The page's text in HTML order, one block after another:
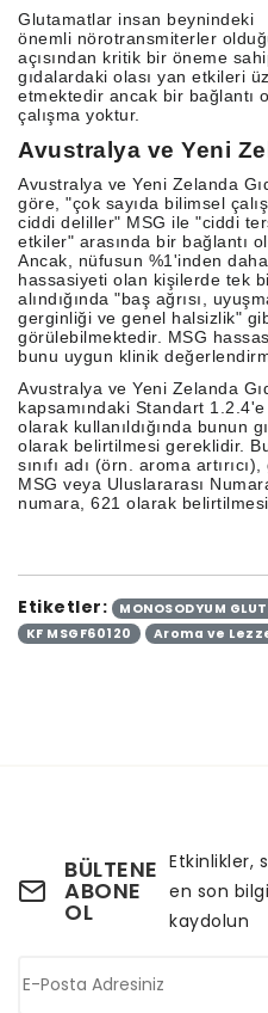
Glutamatlar insan beynindeki
önemli nörotransmiterler
açısından kritik bir öneme
gıdalardaki olası yan etkileri
etmektedir ancak bir bağlantı
çalışma yoktur.
Avustralya ve Yeni
Avustralya ve Yeni Zelanda
göre, "çok sayıda bilimsel
ciddi deliller" MSG ile "ciddi
etkiler" arasında bir bağlantı
Ancak, nüfusun %1'inden
hassasiyeti olan kişilerde tek
alındığında "baş ağrısı,
gerginliği ve genel halsizlik"
görülebilmektedir. MSG
bunu uygun klinik
Avustralya ve Yeni Zelanda
kapsamındaki Standart
olarak kullanıldığında bunun
olarak belirtilmesi gereklidir.
sınıfı adı (örn. aroma
MSG veya Uluslararası
numara, 621 olarak
Etiketler:
MONOSODYUM
KF MSGF60120
Aroma ve
BÜLTENE
ABONE
OL
Etkinlikler,
en son
kaydolun